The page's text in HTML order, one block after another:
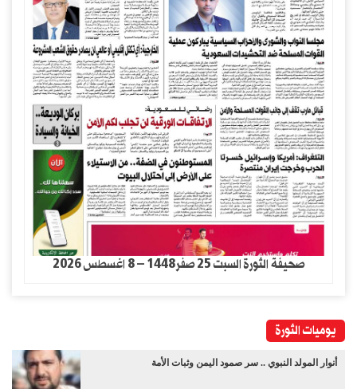
صحيفة الثورة السبت 25 صفر1448 – 8 اغسطس 2026
يوميات الثورة
أنوار المولد النبوي .. سر صمود اليمن وثبات الأمة